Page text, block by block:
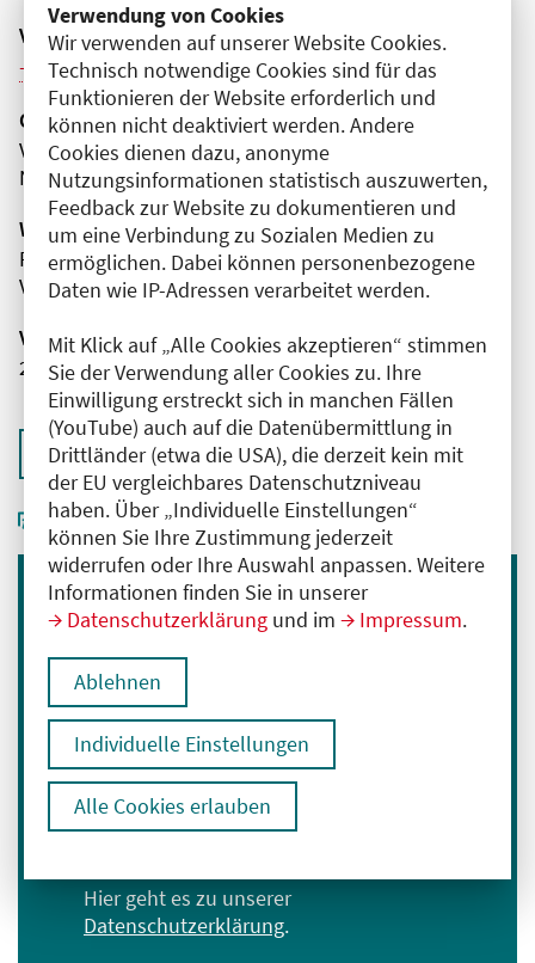
Verwendung von Cookies
Wir verwenden auf unserer Website Cookies.
Technisch notwendige Cookies sind für das
Funktionieren der Website erforderlich und
können nicht deaktiviert werden. Andere
Cookies dienen dazu, anonyme
Nutzungsinformationen statistisch auszuwerten,
Feedback zur Website zu dokumentieren und
um eine Verbindung zu Sozialen Medien zu
ermöglichen. Dabei können personenbezogene
Daten wie IP-Adressen verarbeitet werden.
Mit Klick auf „Alle Cookies akzeptieren“ stimmen
Sie der Verwendung aller Cookies zu. Ihre
Einwilligung erstreckt sich in manchen Fällen
(YouTube) auch auf die Datenübermittlung in
Drittländer (etwa die USA), die derzeit kein mit
der EU vergleichbares Datenschutzniveau
haben. Über „Individuelle Einstellungen“
können Sie Ihre Zustimmung jederzeit
widerrufen oder Ihre Auswahl anpassen. Weitere
Informationen finden Sie in unserer
Datenschutzerklärung und im Impressum.
Ablehnen
Individuelle Einstellungen
Alle Cookies erlauben
Veranstaltungsreihe
Weitere Veranstaltungen dieser Reihe (7)
Organisator(en)
Vivantes Humboldt-Klinikum
Neurologie - Stroke Unit - Zentrum für Epilepsie
Wissenschaftliche Leitung
Frau Prof. Dr. med. Bettina Schmitz
Vivantes Humboldt-Klinikum
Veranstaltungsnummer
2761102025059100122
Zurück zur Übersicht
Immer informiert bleiben
E-Mail-Adresse eingeben
Hier geht es zu unserer
Datenschutzerklärung.
Anmelden